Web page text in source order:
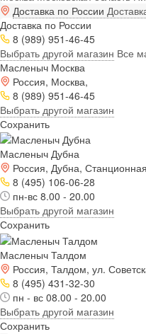
Доставка по России
Доставка по России
8 (989) 951-46-45
Выбрать другой магазин Все
Масленыч Москва
Россия, Москва,
8 (989) 951-46-45
Выбрать другой магазин
Сохранить
Масленыч Дубна
Россия, Дубна,
8 (495) 106-06-28
пн-вс 8.00 - 20.00
Выбрать другой магазин
Сохранить
Масленыч Талдом
Россия, Талдом, ул.
8 (495) 431-32-30
пн - вс 08.00 - 20.00
Выбрать другой магазин
Сохранить